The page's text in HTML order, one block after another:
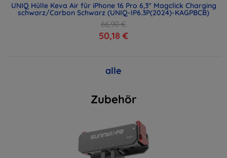
UNIQ Hülle Keva Air für iPhone 16 Pro 6,3" Magclick Charging
schwarz/Carbon Schwarz (UNIQ-IP6.3P(2024)-KAGPBCB)
66,90 €
50,18 €
alle
Zubehör